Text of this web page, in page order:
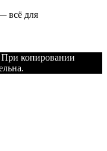
всё для
При копировании